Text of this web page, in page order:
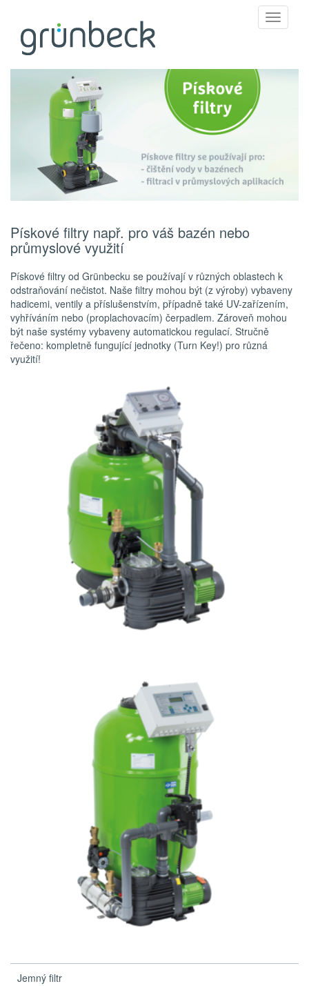
Toggle
Pískové filtry např. pro váš bazén nebo
průmyslové využití
Pískové filtry od Grünbecku se používají v různých oblastech k
odstraňování nečistot. Naše filtry mohou být (z výroby) vybaveny
hadicemi, ventily a příslušenstvím, případně také UV-zařízením,
vyhříváním nebo (proplachovacím) čerpadlem. Zároveň mohou
být naše systémy vybaveny automatickou regulací. Stručně
řečeno: kompletně fungující jednotky (Turn Key!) pro různá
využití!
Jemný filtr